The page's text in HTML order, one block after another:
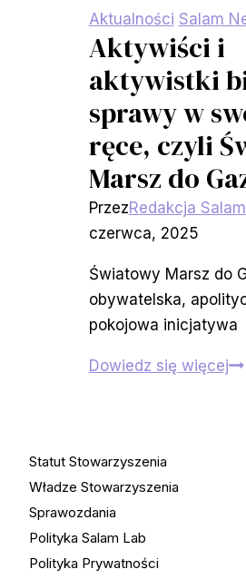
w
Aktualności Salam
Aktywiści i
aktywistki
sprawy w
ręce, czyli
Marsz do
PrzezRedakcja
czerwca, 2025
Światowy Marsz do
obywatelska,
pokojowa inicjatywa
Dowiedz się więcej
Statut Stowarzyszenia
Władze Stowarzyszenia
Sprawozdania
Polityka Salam Lab
Polityka Prywatności